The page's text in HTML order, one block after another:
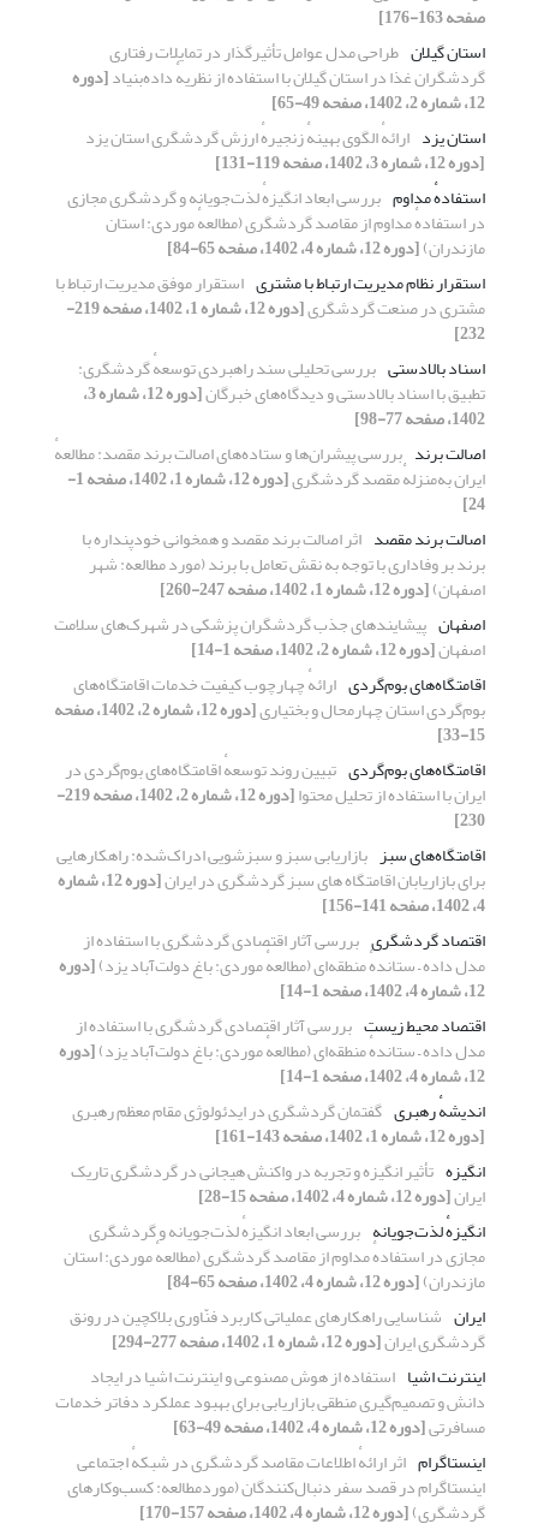
صفحه 163-176]
استان گیلان طراحی مدل عوامل تأثیرگذار در تمایلات رفتاری
گردشگران غذا در استان گیلان با استفاده از نظریهٔ داده‌بنیاد[دوره
12، شماره 2، 1402، صفحه 49-65]
استان یزد ارائهٔ الگوی بهینهٔ زنجیرهٔ ارزش گردشگری استان یزد
[دوره 12، شماره 3، 1402، صفحه 119-131]
استفادهٔ مداوم بررسی ابعاد انگیزهٔ لذت‌جویانه و گردشگری مجازی
در استفادهٔ مداوم از مقاصد گردشگری (مطالعهٔ موردی: استان
مازندران)[دوره 12، شماره 4، 1402، صفحه 65-84]
استقرار نظام مدیریت ارتباط با مشتری استقرار موفق مدیریت ارتباط با
مشتری در صنعت گردشگری [دوره 12، شماره 1، 1402، صفحه 219-
232]
اسناد بالادستی بررسی تحلیلی سند راهبردی توسعهٔ گردشگری:
تطبیق با اسناد بالادستی و دیدگاه‌های خبرگان [دوره 12، شماره 3،
1402، صفحه 77-98]
اصالت برند بررسی پیشران‌ها و ستاده‌های اصالت برند مقصد: مطالعهٔ
ایران به‌منزلهٔ مقصد گردشگری [دوره 12، شماره 1، 1402، صفحه 1-
24]
اصالت برند مقصد اثر اصالت برند مقصد و همخوانی خودپنداره با
برند بر وفاداری با توجه به نقش تعامل با برند (مورد مطالعه: شهر
اصفهان)[دوره 12، شماره 1، 1402، صفحه 247-260]
اصفهان پیشایندهای جذب گردشگران پزشکی در شهرک‌های سلامت
اصفهان[دوره 12، شماره 2، 1402، صفحه 1-14]
اقامتگاه‌های بوم‌گردی ارائهٔ چهارچوب کیفیت خدمات اقامتگاه‌های
بوم‌گردی استان چهارمحال و بختیاری [دوره 12، شماره 2، 1402، صفحه
15-33]
اقامتگاه‌های بوم‌گردی تبیین روند توسعهٔ اقامتگاه‌های بوم‌گردی در
ایران با استفاده از تحلیل محتوا [دوره 12، شماره 2، 1402، صفحه 219-
230]
اقامتگاه‌های سبز بازاریابی سبز و سبزشویی ادراک‌شده: راهکارهایی
برای بازاریابان اقامتگاه های سبز گردشگری در ایران [دوره 12، شماره
4، 1402، صفحه 141-156]
اقتصاد گردشگری بررسی آثار اقتصادی گردشگری با استفاده از
مدل داده – ستاندهٔ منطقه‌ای (مطالعهٔ موردی: باغ دولت‌آباد یزد)[دوره
12، شماره 4، 1402، صفحه 1-14]
اقتصاد محیط زیست بررسی آثار اقتصادی گردشگری با استفاده از
مدل داده – ستاندهٔ منطقه‌ای (مطالعهٔ موردی: باغ دولت‌آباد یزد)[دوره
12، شماره 4، 1402، صفحه 1-14]
اندیشهٔ رهبری گفتمان گردشگری در ایدئولوژی مقام معظم رهبری
[دوره 12، شماره 1، 1402، صفحه 143-161]
انگیزه تأثیر انگیزه و تجربه در واکنش هیجانی در گردشگری تاریک
ایران[دوره 12، شماره 4، 1402، صفحه 15-28]
انگیزهٔ لذت‌جویانه بررسی ابعاد انگیزهٔ لذت‌جویانه و گردشگری
مجازی در استفادهٔ مداوم از مقاصد گردشگری (مطالعهٔ موردی: استان
مازندران)[دوره 12، شماره 4، 1402، صفحه 65-84]
ایران شناسایی راهکارهای عملیاتی کاربرد فنّاوری بلاکچین در رونق
گردشگری ایران[دوره 12، شماره 1، 1402، صفحه 277-294]
اینترنت اشیا استفاده از هوش مصنوعی و اینترنت اشیا در ایجاد
دانش و تصمیم‌گیری منطقی بازاریابی برای بهبود عملکرد دفاتر خدمات
مسافرتی[دوره 12، شماره 4، 1402، صفحه 49-63]
اینستاگرام اثر ارائهٔ اطلاعات مقاصد گردشگری در شبکهٔ اجتماعی
اینستاگرام در قصد سفر دنبال‌کنندگان (موردمطالعه: کسب‌وکارهای
گردشگری)[دوره 12، شماره 4، 1402، صفحه 157-170]